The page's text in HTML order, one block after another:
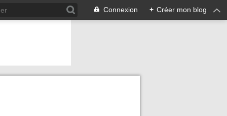
Connexion + Créer mon blog